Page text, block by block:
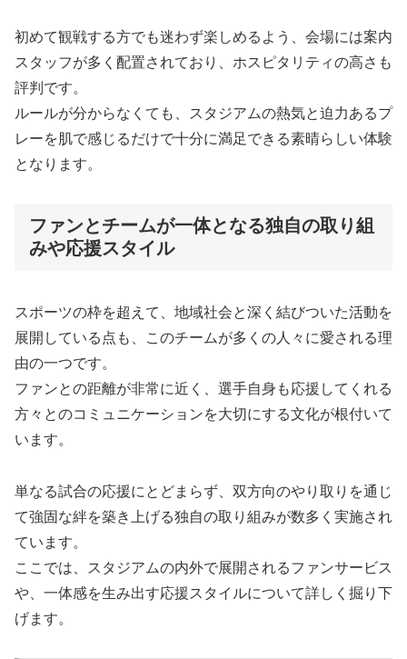
初めて観戦する方でも迷わず楽しめるよう、会場には案内
スタッフが多く配置されており、ホスピタリティの高さも
評判です。
ルールが分からなくても、スタジアムの熱気と迫力あるプ
レーを肌で感じるだけで十分に満足できる素晴らしい体験
となります。
ファンとチームが一体となる独自の取り組
みや応援スタイル
スポーツの枠を超えて、地域社会と深く結びついた活動を
展開している点も、このチームが多くの人々に愛される理
由の一つです。
ファンとの距離が非常に近く、選手自身も応援してくれる
方々とのコミュニケーションを大切にする文化が根付いて
います。
単なる試合の応援にとどまらず、双方向のやり取りを通じ
て強固な絆を築き上げる独自の取り組みが数多く実施され
ています。
ここでは、スタジアムの内外で展開されるファンサービス
や、一体感を生み出す応援スタイルについて詳しく掘り下
げます。